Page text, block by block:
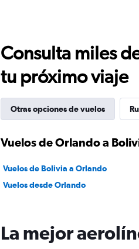
Consulta miles
tu próximo viaje
Otras opciones de vuelos
Vuelos de Orlando a
Vuelos de Bolivia a Orlando
Vuelos desde Orlando
La mejor